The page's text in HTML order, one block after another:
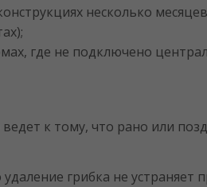
несколько
где не подключено
к тому, что рано или
грибка не устраняет